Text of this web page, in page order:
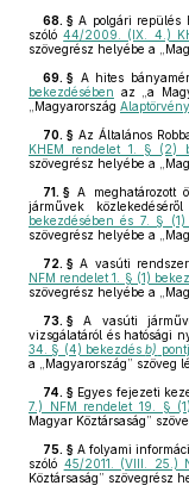
68. § A polgári repülés
szóló44/2009. (IX. 4.)
szövegrész helyébe a
69. § A hites
bekezdésében az „a
„Magyarország Alaptörvény
70. § Az Általános
KHEM rendelet 1. § (2)
szövegrész helyébe a
71. § A meghatározott
járművek
bekezdésében és 7. § (1)
szövegrész helyébe a
72. § A vasúti
NFM rendelet 1. § (1)
szövegrész helyébe a
73. § A vasúti
vizsgálatáról és hatósági
34. § (4) bekezdésb)
a „Magyarország” szöveg
74. § Egyes fejezeti
7.) NFM rendelet 19. §
Magyar Köztársaság”
75. § A folyami
szóló 45/2011. (VIII. 25.)
Köztársaság” szövegrész